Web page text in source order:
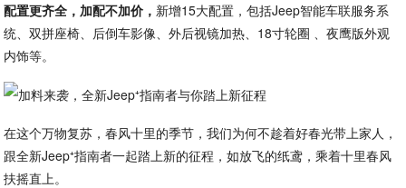
配置更齐全，加配不加价， 新增15大配置，包括Jeep智能车联服务系
统、双拼座椅、后倒车影像、外后视镜加热、18寸轮圈 、夜鹰版外观
内饰等。
在这个万物复苏，春风十里的季节，我们为何不趁着好春光带上家人，
跟全新Jeep⁺指南者一起踏上新的征程，如放飞的纸鸢，乘着十里春风
扶摇直上。